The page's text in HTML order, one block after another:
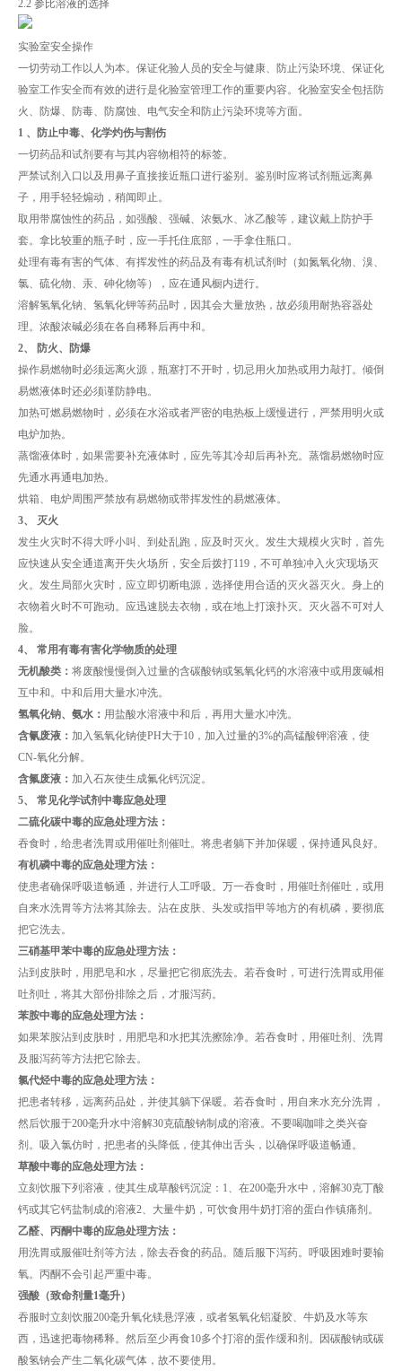
2.2 参比溶液的选择
实验室安全操作
一切劳动工作以人为本。保证化验人员的安全与健康、防止污染环境、保证化
验室工作安全而有效的进行是化验室管理工作的重要内容。化验室安全包括防
火、防爆、防毒、防腐蚀、电气安全和防止污染环境等方面。
1 、防止中毒、化学灼伤与割伤
一切药品和试剂要有与其内容物相符的标签。
严禁试剂入口以及用鼻子直接接近瓶口进行鉴别。鉴别时应将试剂瓶远离鼻
子，用手轻轻煽动，稍闻即止。
取用带腐蚀性的药品，如强酸、强碱、浓氨水、冰乙酸等，建议戴上防护手
套。拿比较重的瓶子时，应一手托住底部，一手拿住瓶口。
处理有毒有害的气体、有挥发性的药品及有毒有机试剂时（如氮氧化物、溴、
氯、硫化物、汞、砷化物等），应在通风橱内进行。
溶解氢氧化钠、氢氧化钾等药品时，因其会大量放热，故必须用耐热容器处
理。浓酸浓碱必须在各自稀释后再中和。
2、 防火、防爆
操作易燃物时必须远离火源，瓶塞打不开时，切忌用火加热或用力敲打。倾倒
易燃液体时还必须谨防静电。
加热可燃易燃物时，必须在水浴或者严密的电热板上缓慢进行，严禁用明火或
电炉加热。
蒸馏液体时，如果需要补充液体时，应先等其冷却后再补充。蒸馏易燃物时应
先通水再通电加热。
烘箱、电炉周围严禁放有易燃物或带挥发性的易燃液体。
3、 灭火
发生火灾时不得大呼小叫、到处乱跑，应及时灭火。发生大规模火灾时，首先
应快速从安全通道离开失火场所，安全后拨打119，不可单独冲入火灾现场灭
火。发生局部火灾时，应立即切断电源，选择使用合适的灭火器灭火。身上的
衣物着火时不可跑动。应迅速脱去衣物，或在地上打滚扑灭。灭火器不可对人
脸。
4、 常用有毒有害化学物质的处理
无机酸类： 将废酸慢慢倒入过量的含碳酸钠或氢氧化钙的水溶液中或用废碱相
互中和。中和后用大量水冲洗。
氢氧化钠、氨水： 用盐酸水溶液中和后，再用大量水冲洗。
含氰废液： 加入氢氧化钠使PH大于10，加入过量的3%的高锰酸钾溶液，使
CN-氧化分解。
含氟废液： 加入石灰使生成氟化钙沉淀。
5、 常见化学试剂中毒应急处理
二硫化碳中毒的应急处理方法：
吞食时，给患者洗胃或用催吐剂催吐。将患者躺下并加保暖，保持通风良好。
有机磷中毒的应急处理方法：
使患者确保呼吸道畅通，并进行人工呼吸。万一吞食时，用催吐剂催吐，或用
自来水洗胃等方法将其除去。沾在皮肤、头发或指甲等地方的有机磷，要彻底
把它洗去。
三硝基甲苯中毒的应急处理方法：
沾到皮肤时，用肥皂和水，尽量把它彻底洗去。若吞食时，可进行洗胃或用催
吐剂吐，将其大部份排除之后，才服泻药。
苯胺中毒的应急处理方法：
如果苯胺沾到皮肤时，用肥皂和水把其洗擦除净。若吞食时，用催吐剂、洗胃
及服泻药等方法把它除去。
氯代烃中毒的应急处理方法：
把患者转移，远离药品处，并使其躺下保暖。若吞食时，用自来水充分洗胃，
然后饮服于200毫升水中溶解30克硫酸钠制成的溶液。不要喝咖啡之类兴奋
剂。吸入氯仿时，把患者的头降低，使其伸出舌头，以确保呼吸道畅通。
草酸中毒的应急处理方法：
立刻饮服下列溶液，使其生成草酸钙沉淀：1、在200毫升水中，溶解30克丁酸
钙或其它钙盐制成的溶液2、大量牛奶，可饮食用牛奶打溶的蛋白作镇痛剂。
乙醛、丙酮中毒的应急处理方法：
用洗胃或服催吐剂等方法，除去吞食的药品。随后服下泻药。呼吸困难时要输
氧。丙酮不会引起严重中毒。
强酸（致命剂量1毫升）
吞服时立刻饮服200毫升氧化镁悬浮液，或者氢氧化铝凝胶、牛奶及水等东
西，迅速把毒物稀释。然后至少再食10多个打溶的蛋作缓和剂。因碳酸钠或碳
酸氢钠会产生二氧化碳气体，故不要使用。